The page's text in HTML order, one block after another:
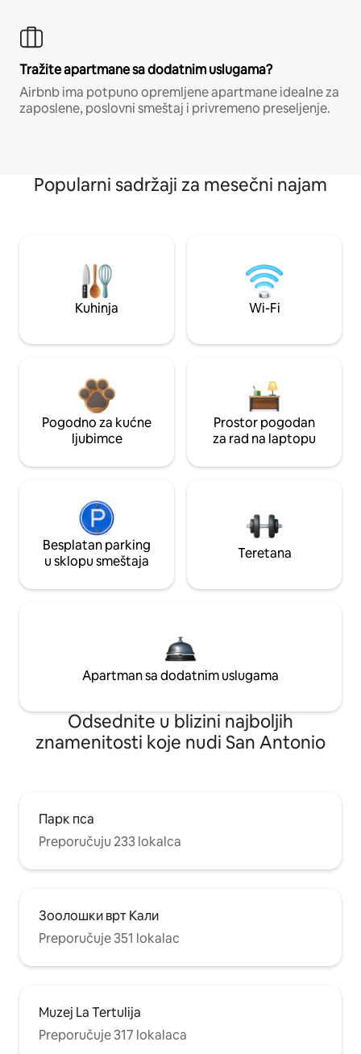
Tražite apartmane sa dodatnim uslugama?
Airbnb ima potpuno opremljene apartmane idealne za
zaposlene, poslovni smeštaj i privremeno preseljenje.
Popularni sadržaji za mesečni najam
Kuhinja Wi-Fi
Pogodno za kućne
ljubimce
Prostor pogodan
za rad na laptopu
Besplatan parking
u sklopu smeštaja
Teretana
Apartman sa dodatnim uslugama
Odsednite u blizini najboljih
znamenitosti koje nudi San Antonio
Парк пса
Preporučuju 233 lokalca
Зоолошки врт Кали
Preporučuje 351 lokalac
Muzej La Tertulija
Preporučuje 317 lokalaca